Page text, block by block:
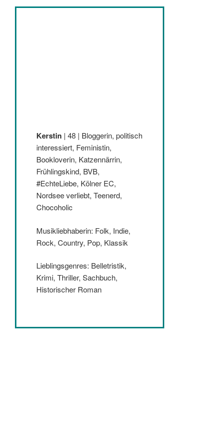
Kerstin | 48 | Bloggerin, politisch
interessiert, Feministin,
Bookloverin, Katzennärrin,
Frühlingskind, BVB,
#EchteLiebe, Kölner EC,
Nordsee verliebt, Teenerd,
Chocoholic
Musikliebhaberin: Folk, Indie,
Rock, Country, Pop, Klassik
Lieblingsgenres: Belletristik,
Krimi, Thriller, Sachbuch,
Historischer Roman